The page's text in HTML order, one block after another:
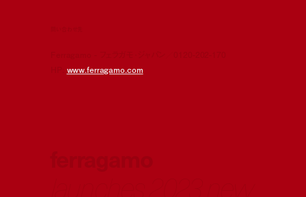
www.ferragamo.com